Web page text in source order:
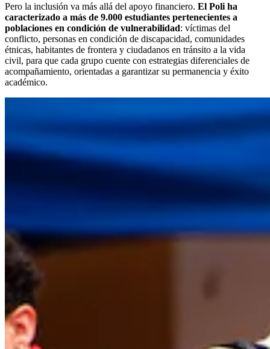
Pero la inclusión va más allá del apoyo financiero. El Poli ha
caracterizado a más de 9.000 estudiantes pertenecientes a
poblaciones en condición de vulnerabilidad: víctimas del
conflicto, personas en condición de discapacidad, comunidades
étnicas, habitantes de frontera y ciudadanos en tránsito a la vida
civil, para que cada grupo cuente con estrategias diferenciales de
acompañamiento, orientadas a garantizar su permanencia y éxito
académico.